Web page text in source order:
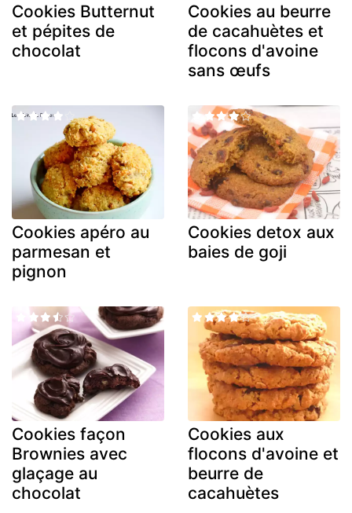
Cookies Butternut
et pépites de
chocolat
Cookies au beurre
de cacahuètes et
flocons d'avoine
sans œufs
Cookies apéro au
parmesan et
pignon
Cookies detox aux
baies de goji
Cookies façon
Brownies avec
glaçage au
chocolat
Cookies aux
flocons d'avoine et
beurre de
cacahuètes